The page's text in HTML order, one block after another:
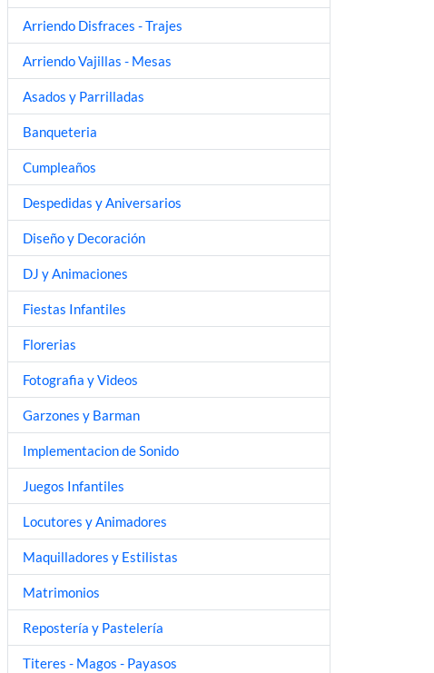
Arriendo Disfraces - Trajes
Arriendo Vajillas - Mesas
Asados y Parrilladas
Banqueteria
Cumpleaños
Despedidas y Aniversarios
Diseño y Decoración
DJ y Animaciones
Fiestas Infantiles
Florerias
Fotografia y Videos
Garzones y Barman
Implementacion de Sonido
Juegos Infantiles
Locutores y Animadores
Maquilladores y Estilistas
Matrimonios
Repostería y Pastelería
Titeres - Magos - Payasos